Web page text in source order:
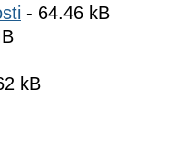
- 64.46 kB
kB